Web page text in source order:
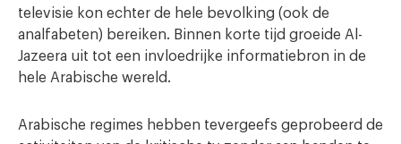
televisie kon echter de hele bevolking (ook de
analfabeten) bereiken. Binnen korte tijd groeide Al-
Jazeera uit tot een invloedrijke informatiebron in de
hele Arabische wereld.
Arabische regimes hebben tevergeefs geprobeerd de